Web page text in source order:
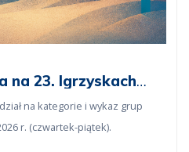
na 23. Igrzyskach
na kategorie i wykaz grup
r. (czwartek-piątek).